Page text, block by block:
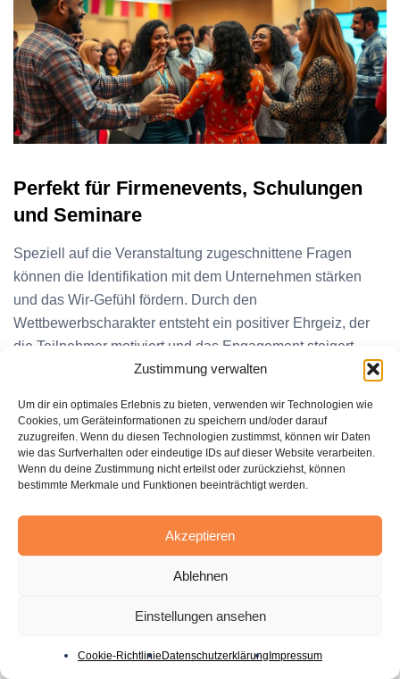
Zustimmung verwalten
Um dir ein optimales Erlebnis zu bieten, verwenden wir Technologien wie
Cookies, um Geräteinformationen zu speichern und/oder darauf
zuzugreifen. Wenn du diesen Technologien zustimmst, können wir Daten
wie das Surfverhalten oder eindeutige IDs auf dieser Website verarbeiten.
Wenn du deine Zustimmung nicht erteilst oder zurückziehst, können
bestimmte Merkmale und Funktionen beeinträchtigt werden.
Akzeptieren
Ablehnen
Einstellungen ansehen
Cookie-Richtlinie Datenschutzerklärung Impressum
Perfekt für Firmenevents, Schulungen
und Seminare
Speziell auf die Veranstaltung zugeschnittene Fragen
können die Identifikation mit dem Unternehmen stärken
und das Wir-Gefühl fördern. Durch den
Wettbewerbscharakter entsteht ein positiver Ehrgeiz, der
die Teilnehmer motiviert und das Engagement steigert.
Gemeinsam in Gruppen oder Teams zu knobeln macht
Fördert Kommunikation,
Zusammenarbeit und positives
Teambuilding-Maßnahme verbessern die
sich auszutauschen, gemeinsam Lösungen zu finden und
nebenbei eine gute Basis für effektives Teamwork und eine